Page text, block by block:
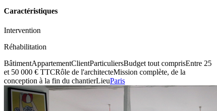
Caractéristiques
Intervention
Réhabilitation
BâtimentAppartementClientParticuliersBudget tout comprisEntre 25
et 50 000 € TTCRôle de l'architecteMission complète, de la
conception à la fin du chantierLieuParis